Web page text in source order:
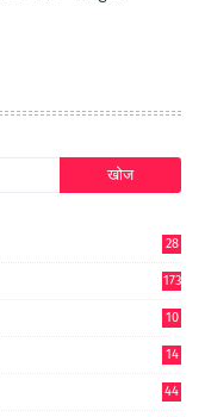
28
173
10
14
44